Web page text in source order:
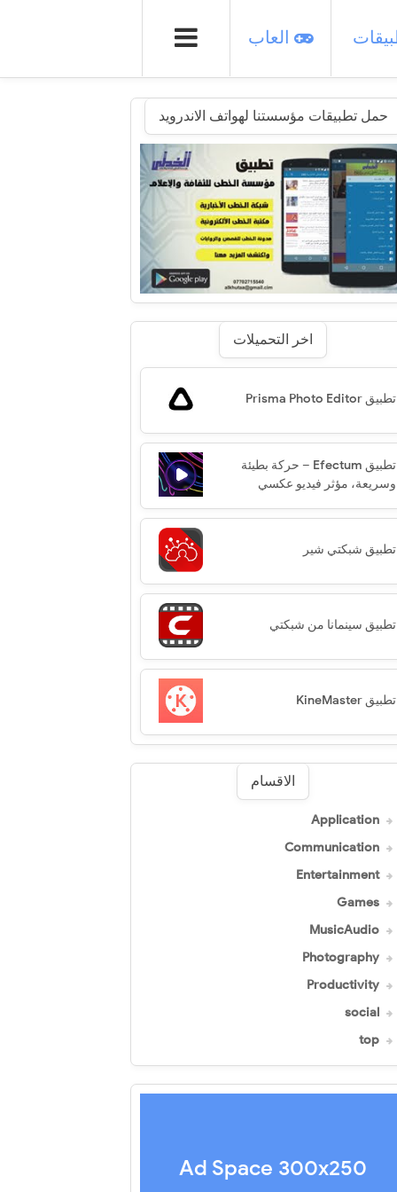
العاب
حمل تطبيقات مؤسستنا لهواتف الاندرويد
اخر التحميلات
تطبيق Prisma Photo Editor‏
تطبيق Efectum – حركة بطيئة
وسريعة، مؤثر فيديو عكسي
تطبيق شبكتي شير
تطبيق سينمانا من شبكتي
تطبيق KineMaster
الاقسام
Application
Communication
Entertainment
Games
MusicAudio
Photography
Productivity
social
top
Ad Space 300x250